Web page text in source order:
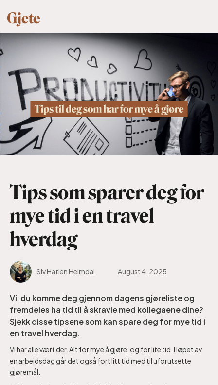
Gjete
Tips som sparer deg for
mye tid i en travel
hverdag
Siv Hatlen Heimdal August 4, 2025
Vil du komme deg gjennom dagens gjøreliste og
fremdeles ha tid til å skravle med kollegaene dine?
Sjekk disse tipsene som kan spare deg for mye tid i
en travel hverdag.
Vi har alle vært der. Alt for mye å gjøre, og for lite tid. I løpet av
en arbeidsdag går det også fort litt tid med til uforutsette
gjøremål.